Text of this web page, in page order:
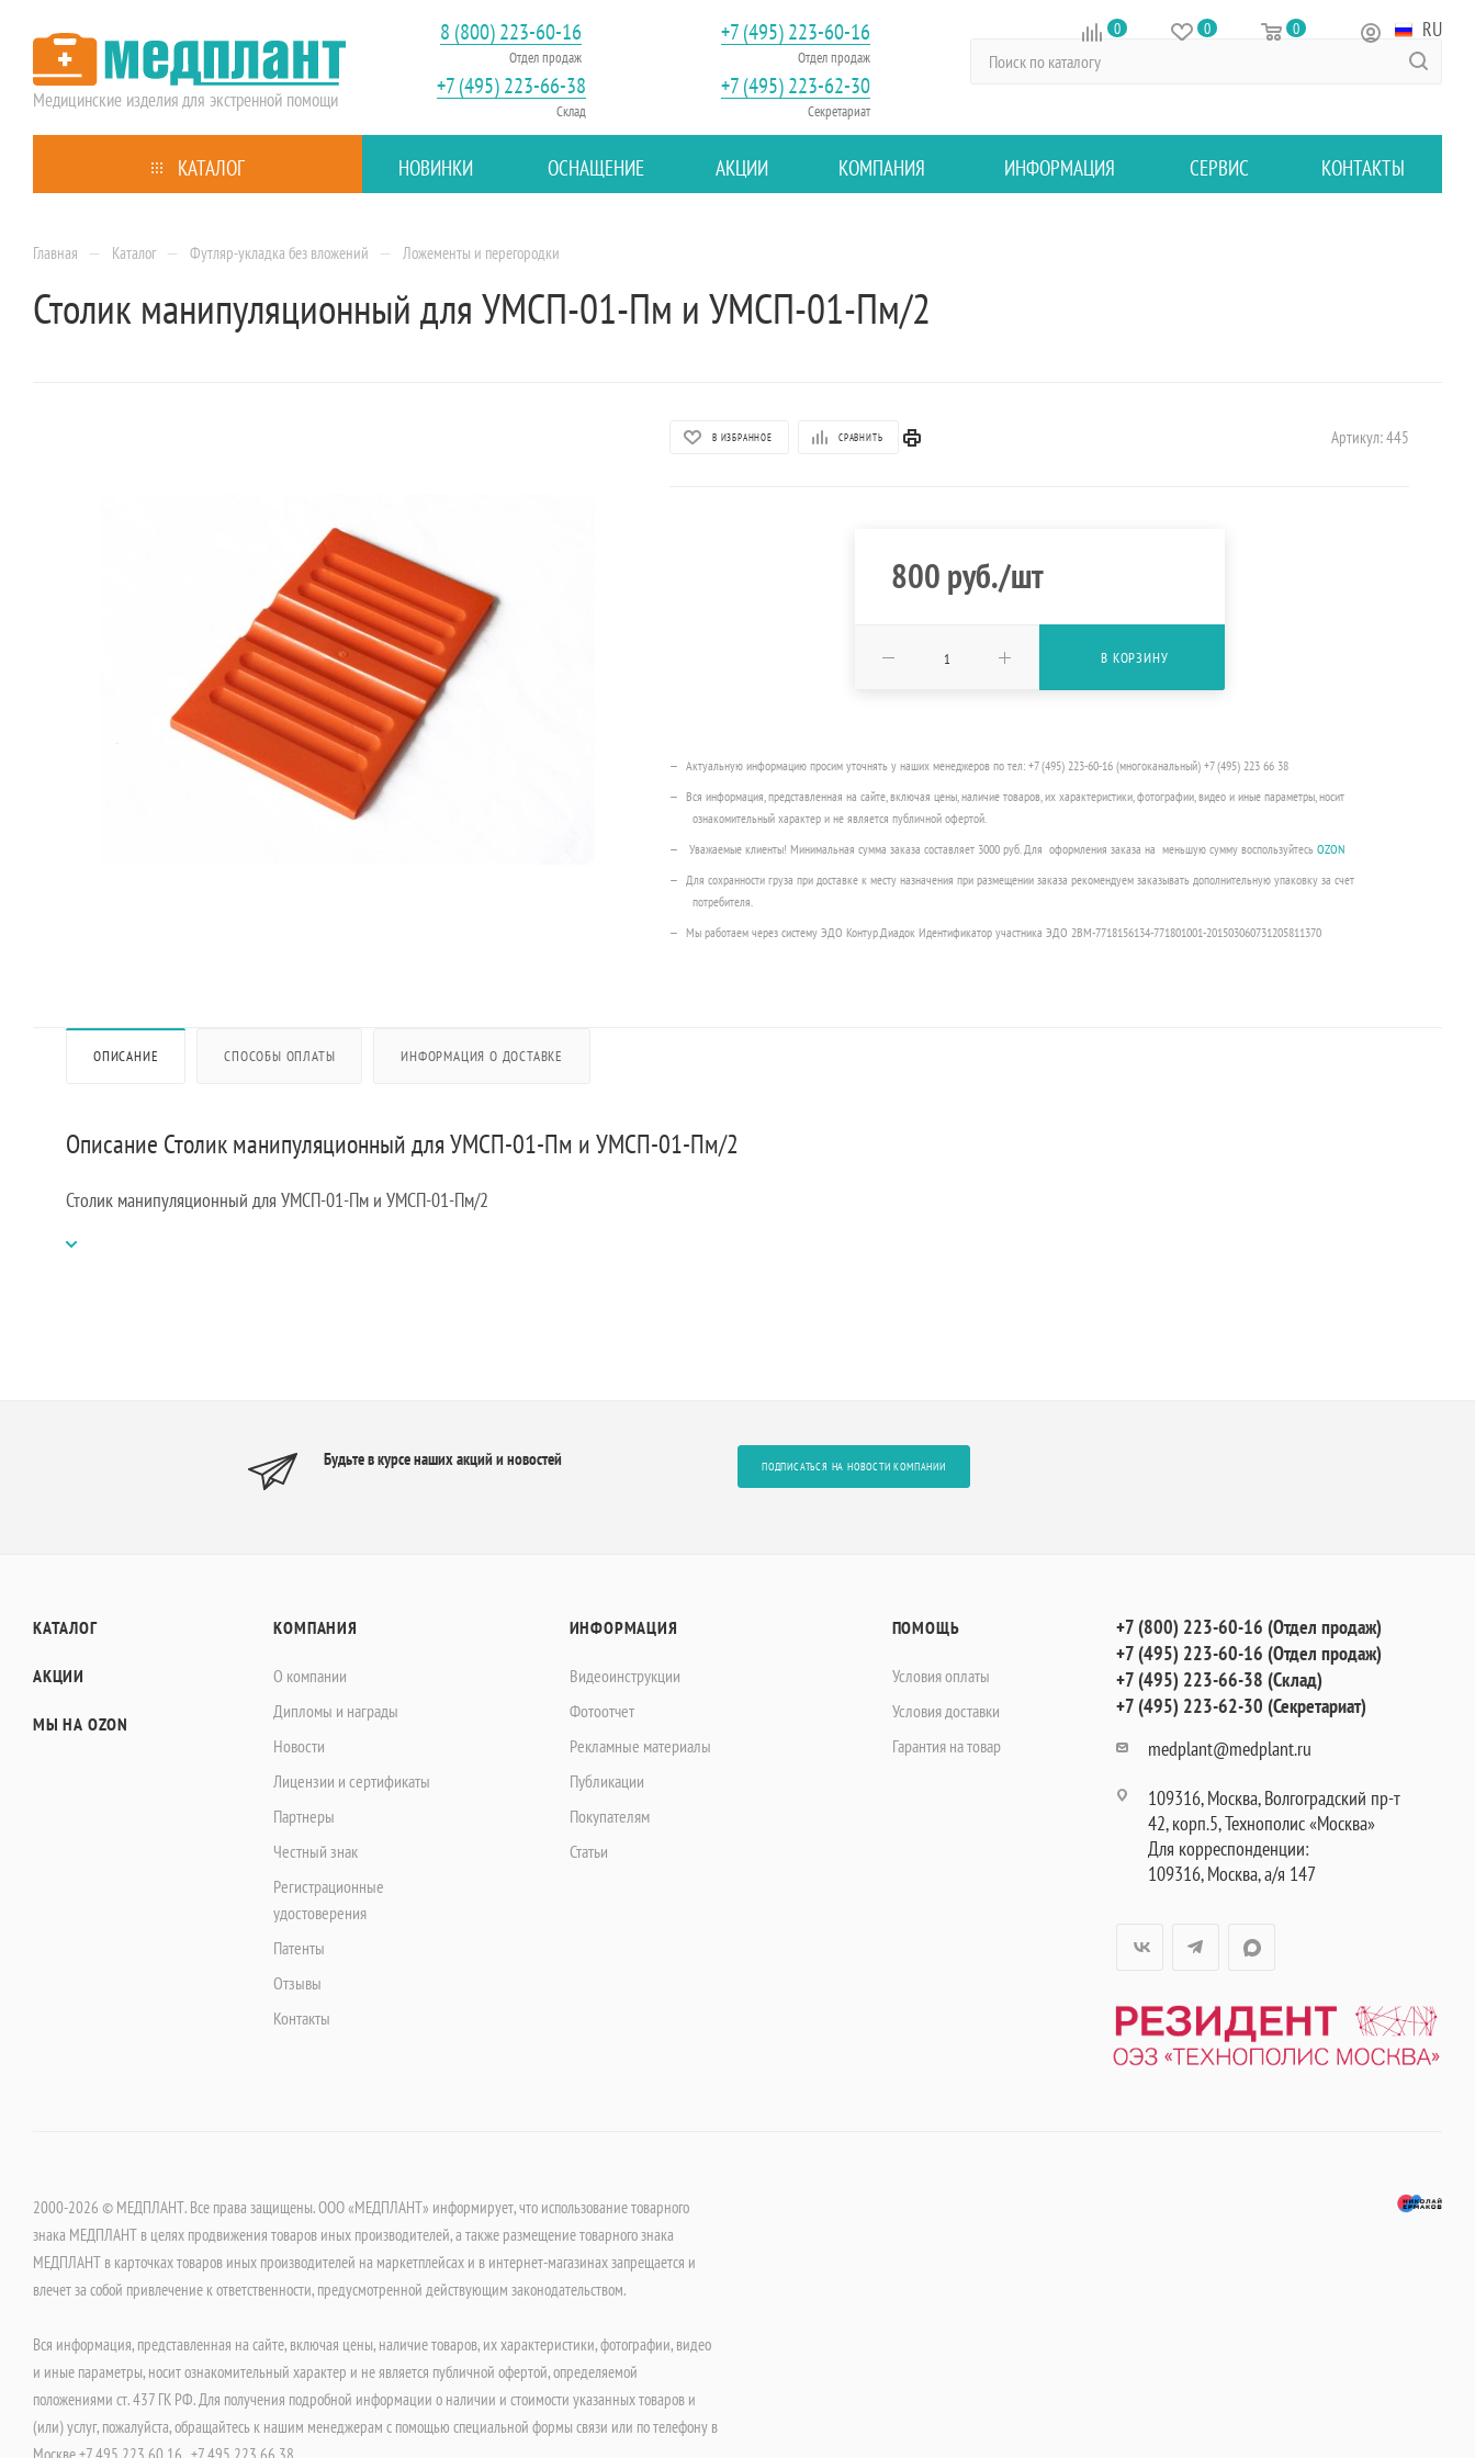
Медицинские изделиядля экстренной помощи
8 (800) 223-60-16
Отдел продаж
+7 (495) 223-60-16
Отдел продаж
+7 (495) 223-66-38
Склад
+7 (495) 223-62-30
Секретариат
0 0 0 RU
КАТАЛОГ НОВИНКИ ОСНАЩЕНИЕ АКЦИИ КОМПАНИЯ ИНФОРМАЦИЯ СЕРВИС КОНТАКТЫ
Главная — Каталог — Футляр-укладка без вложений — Ложементы и перегородки
Столик манипуляционный для УМСП-01-Пм и УМСП-01-Пм/2
В ИЗБРАННОЕ СРАВНИТЬ Артикул:445
800руб./шт
В КОРЗИНУ
Актуальную информацию просим уточнять у наших менеджеров по тел: +7 (495) 223-60-16 (многоканальный) +7 (495) 223 66 38
Вся информация, представленная на сайте, включая цены, наличие товаров, их характеристики, фотографии, видео и иные параметры, носит
ознакомительный характер и не является публичной офертой.
Уважаемые клиенты! Минимальная сумма заказа составляет 3000 руб. Для оформления заказа на меньшую сумму воспользуйтесьOZON
Для сохранности груза при доставке к месту назначения при размещении заказа рекомендуем заказывать дополнительную упаковку за счет
потребителя.
Мы работаем через систему ЭДО Контур.Диадок Идентификатор участника ЭДО 2BM-7718156134-771801001-201503060731205811370
ОПИСАНИЕ СПОСОБЫ ОПЛАТЫ ИНФОРМАЦИЯ О ДОСТАВКЕ
Описание Столик манипуляционный для УМСП-01-Пм и УМСП-01-Пм/2
Столик манипуляционный для УМСП-01-Пм и УМСП-01-Пм/2
Будьте в курсе наших акций и новостей ПОДПИСАТЬСЯ НА НОВОСТИ КОМПАНИИ
КАТАЛОГ
АКЦИИ
МЫ НА OZON
КОМПАНИЯ
О компании
Дипломы и награды
Новости
Лицензии и сертификаты
Партнеры
Честный знак
Регистрационные
удостоверения
Патенты
Отзывы
Контакты
ИНФОРМАЦИЯ
Видеоинструкции
Фотоотчет
Рекламные материалы
Публикации
Покупателям
Статьи
ПОМОЩЬ
Условия оплаты
Условия доставки
Гарантия на товар
+7 (800) 223-60-16 (Отдел продаж)
+7 (495) 223-60-16 (Отдел продаж)
+7 (495) 223-66-38 (Склад)
+7 (495) 223-62-30 (Секретариат)
medplant@medplant.ru
109316, Москва, Волгоградский пр-т
42, корп.5, Технополис «Москва»
Для корреспонденции:
109316, Москва, а/я 147
2000-2026 © МЕДПЛАНТ. Все права защищены. ООО «МЕДПЛАНТ» информирует, что использование товарного
знака МЕДПЛАНТ в целях продвижения товаров иных производителей, а также размещение товарного знака
МЕДПЛАНТ в карточках товаров иных производителей на маркетплейсах и в интернет-магазинах запрещается и
влечет за собой привлечение к ответственности, предусмотренной действующим законодательством.
Вся информация, представленная на сайте, включая цены, наличие товаров, их характеристики, фотографии, видео
и иные параметры, носит ознакомительный характер и не является публичной офертой, определяемой
положениями ст. 437 ГК РФ. Для получения подробной информации о наличии и стоимости указанных товаров и
(или) услуг, пожалуйста, обращайтесь к нашим менеджерам с помощью специальной формы связи или по телефону в